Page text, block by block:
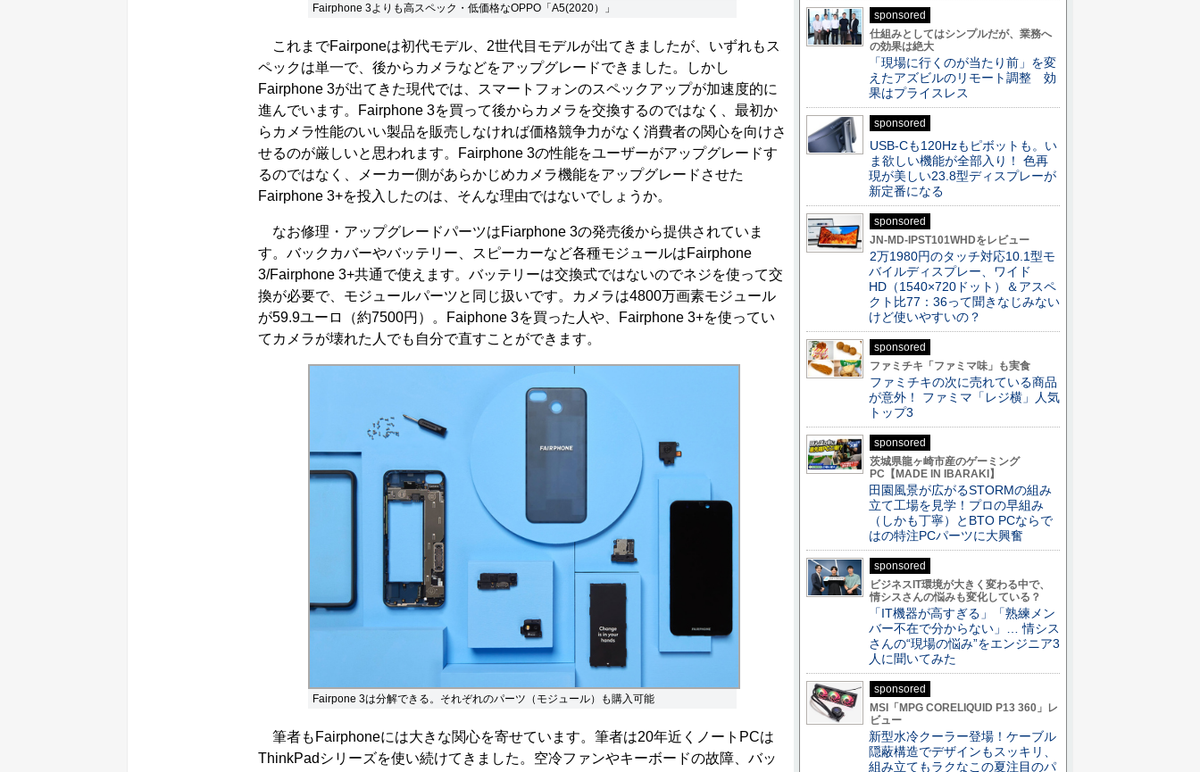
Fairphone 3よりも高スペック・低価格なOPPO「A5(2020）」
これまでFairponeは初代モデル、2世代目モデルが出てきましたが、いずれもス
ペックは単一で、後からカメラなどをアップグレードできました。しかし
Fairphone 3が出てきた現代では、スマートフォンのスペックアップが加速度的に
進んでいます。Fairphone 3を買って後からカメラを交換するのではなく、最初か
らカメラ性能のいい製品を販売しなければ価格競争力がなく消費者の関心を向けさ
せるのが厳しいと思われます。Fairphone 3の性能をユーザーがアップグレードす
るのではなく、メーカー側があらかじめカメラ機能をアップグレードさせた
Fairphone 3+を投入したのは、そんな理由ではないでしょうか。
なお修理・アップグレードパーツはFiarphone 3の発売後から提供されていま
す。バックカバーやバッテリー、スピーカーなど各種モジュールはFairphone
3/Fairphone 3+共通で使えます。バッテリーは交換式ではないのでネジを使って交
換が必要で、モジュールパーツと同じ扱いです。カメラは4800万画素モジュール
が59.9ユーロ（約7500円）。Faiphone 3を買った人や、Fairphone 3+を使ってい
てカメラが壊れた人でも自分で直すことができます。
Fairpone 3は分解できる。それぞれのパーツ（モジュール）も購入可能
筆者もFairphoneには大きな関心を寄せています。筆者は20年近くノートPCは
ThinkPadシリーズを使い続けてきました。空冷ファンやキーボードの故障、バッ
sponsored
仕組みとしてはシンプルだが、業務へ
の効果は絶大
「現場に行くのが当たり前」を変
えたアズビルのリモート調整 効
果はプライスレス
sponsored
USB-Cも120Hzもピボットも。い
ま欲しい機能が全部入り！ 色再
現が美しい23.8型ディスプレーが
新定番になる
sponsored
JN-MD-IPST101WHDをレビュー
2万1980円のタッチ対応10.1型モ
バイルディスプレー、ワイド
HD（1540×720ドット）＆アスペ
クト比77：36って聞きなじみない
けど使いやすいの？
sponsored
ファミチキ「ファミマ味」も実食
ファミチキの次に売れている商品
が意外！ ファミマ「レジ横」人気
トップ3
sponsored
茨城県龍ヶ崎市産のゲーミング
PC【MADE IN IBARAKI】
田園風景が広がるSTORMの組み
立て工場を見学！プロの早組み
（しかも丁寧）とBTO PCならで
はの特注PCパーツに大興奮
sponsored
ビジネスIT環境が大きく変わる中で、
情シスさんの悩みも変化している？
「IT機器が高すぎる」「熟練メン
バー不在で分からない」… 情シス
さんの“現場の悩み”をエンジニア3
人に聞いてみた
sponsored
MSI「MPG CORELIQUID P13 360」レ
ビュー
新型水冷クーラー登場！ケーブル
隠蔽構造でデザインもスッキリ、
組み立てもラクなこの夏注目のパ